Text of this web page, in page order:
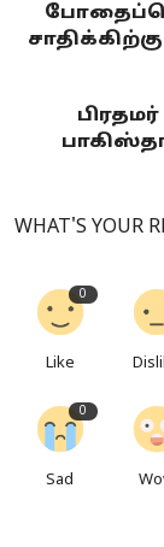
WHAT'S YOUR
0
Like
0
Sad